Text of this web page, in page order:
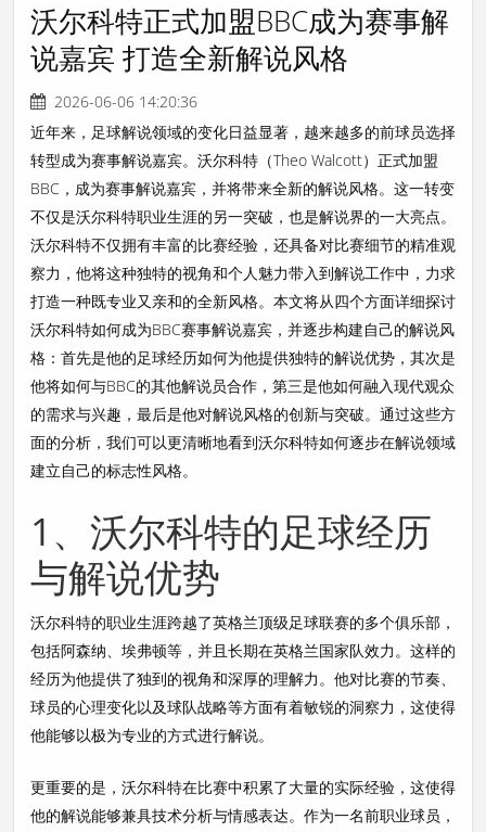
沃尔科特正式加盟BBC成为赛事解
说嘉宾 打造全新解说风格
2026-06-06 14:20:36
近年来，足球解说领域的变化日益显著，越来越多的前球员选择
转型成为赛事解说嘉宾。沃尔科特（Theo Walcott）正式加盟
BBC，成为赛事解说嘉宾，并将带来全新的解说风格。这一转变
不仅是沃尔科特职业生涯的另一突破，也是解说界的一大亮点。
沃尔科特不仅拥有丰富的比赛经验，还具备对比赛细节的精准观
察力，他将这种独特的视角和个人魅力带入到解说工作中，力求
打造一种既专业又亲和的全新风格。本文将从四个方面详细探讨
沃尔科特如何成为BBC赛事解说嘉宾，并逐步构建自己的解说风
格：首先是他的足球经历如何为他提供独特的解说优势，其次是
他将如何与BBC的其他解说员合作，第三是他如何融入现代观众
的需求与兴趣，最后是他对解说风格的创新与突破。通过这些方
面的分析，我们可以更清晰地看到沃尔科特如何逐步在解说领域
建立自己的标志性风格。
1、沃尔科特的足球经历
与解说优势
沃尔科特的职业生涯跨越了英格兰顶级足球联赛的多个俱乐部，
包括阿森纳、埃弗顿等，并且长期在英格兰国家队效力。这样的
经历为他提供了独到的视角和深厚的理解力。他对比赛的节奏、
球员的心理变化以及球队战略等方面有着敏锐的洞察力，这使得
他能够以极为专业的方式进行解说。
更重要的是，沃尔科特在比赛中积累了大量的实际经验，这使得
他的解说能够兼具技术分析与情感表达。作为一名前职业球员，